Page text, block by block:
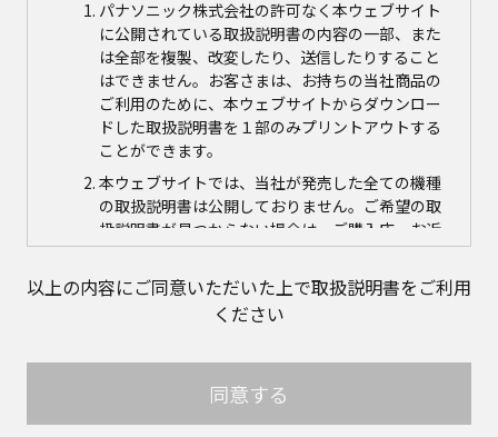
パナソニック株式会社の許可なく本ウェブサイト
に公開されている取扱説明書の内容の一部、また
は全部を複製、改変したり、送信したりすること
はできません。お客さまは、お持ちの当社商品の
ご利用のために、本ウェブサイトからダウンロー
ドした取扱説明書を１部のみプリントアウトする
ことができます。
本ウェブサイトでは、当社が発売した全ての機種
の取扱説明書は公開しておりません。ご希望の取
扱説明書が見つからない場合は、ご購入店、お近
くの当社商品の取扱店、または当社サービス会社
に直接お問い合わせの上、ご購入いただきますよ
うお願いいたします。ただし、商品自体の生産中
止などの理由により、当該商品につき取扱説明書
めご了承ください。
本ウェブサイトに公開されている取扱説明書の対
象商品が生産中止などの理由でご購入できない場
以上の内容にご同意いただいた上で取扱説明書をご利用
ください
同意する